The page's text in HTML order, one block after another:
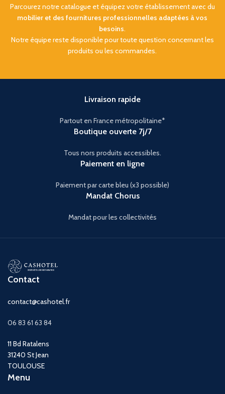
tiroir ou meuble
, compatible
PC 15’’
Construction robuste:
électronique
Discret, pratique et fiable, ce
coffre-fort professionnel
tout en valorisant
votre établissement. Facile à
environnements hôteliers et
Métropolitaine (Hors Corse).
Blocage automatique en
Volume de 27 L, idéal pour
PC et documents
Compact et robuste, ce
confortà vos clients, tout en
valorisant votre
équipement indispensable
pour les hôtels, résidences et
locations saisonnières
Gratuiteen France
Parcourez notre catalogue et équipez votre établissement avec du
mobilier et des fournitures professionnelles adaptées à vos
besoins.
Notre équipe reste disponible pour toute question concernant les
produits ou les commandes.
Livraison rapide
Partout en France métropolitaine*
Boutique ouverte 7j/7
Tous nors produits accessibles.
Paiement en ligne
Paiement par carte bleu (x3 possible)
Mandat Chorus
Mandat pour les collectivités
Contact
contact@cashotel.fr
06 83 61 63 84
11 Bd Ratalens
31240 St Jean
TOULOUSE
Menu